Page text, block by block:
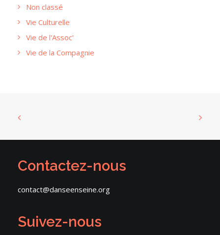
Non classé
Vie Culturelle
Vie de l'Assoc'
Vie de la Compagnie
Contactez-nous
contact@danseenseine.org
Suivez-nous